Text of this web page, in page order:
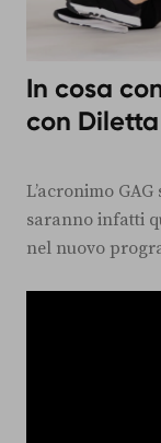
In cosa
con
L’acronimo
saranno infatti
nel nuovo